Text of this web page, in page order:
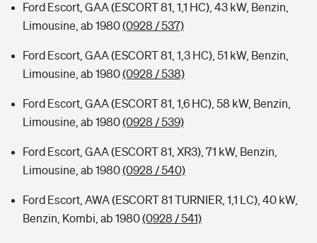
Ford Escort, GAA (ESCORT 81, 1,1 HC), 43 kW, Benzin,
Limousine, ab 1980(0928 / 537)
Ford Escort, GAA (ESCORT 81, 1,3 HC), 51 kW, Benzin,
Limousine, ab 1980(0928 / 538)
Ford Escort, GAA (ESCORT 81, 1,6 HC), 58 kW, Benzin,
Limousine, ab 1980(0928 / 539)
Ford Escort, GAA (ESCORT 81, XR3), 71 kW, Benzin,
Limousine, ab 1980(0928 / 540)
Ford Escort, AWA (ESCORT 81 TURNIER, 1,1 LC), 40 kW,
Benzin, Kombi, ab 1980(0928 / 541)